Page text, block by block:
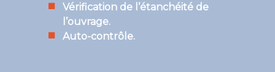
Vérification de l’étanchéité de
l’ouvrage.
Auto-contrôle.